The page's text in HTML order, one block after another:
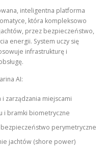
inteligentna platforma
która kompleksowo
przez bezpieczeństwo,
energii. System uczy się
infrastrukturę i
AI:
zarządzania miejscami
i bramki biometryczne
perymetryczne
jachtów (shore power)